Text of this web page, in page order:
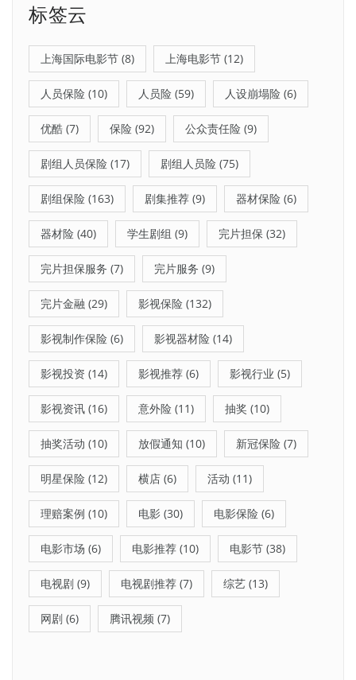
标签云
上海国际电影节 (8) 上海电影节 (12)
人员保险 (10) 人员险 (59) 人设崩塌险 (6)
优酷 (7) 保险 (92) 公众责任险 (9)
剧组人员保险 (17) 剧组人员险 (75)
剧组保险 (163) 剧集推荐 (9) 器材保险 (6)
器材险 (40) 学生剧组 (9) 完片担保 (32)
完片担保服务 (7) 完片服务 (9)
完片金融 (29) 影视保险 (132)
影视制作保险 (6) 影视器材险 (14)
影视投资 (14) 影视推荐 (6) 影视行业 (5)
影视资讯 (16) 意外险 (11) 抽奖 (10)
抽奖活动 (10) 放假通知 (10) 新冠保险 (7)
明星保险 (12) 横店 (6) 活动 (11)
理赔案例 (10) 电影 (30) 电影保险 (6)
电影市场 (6) 电影推荐 (10) 电影节 (38)
电视剧 (9) 电视剧推荐 (7) 综艺 (13)
网剧 (6) 腾讯视频 (7)